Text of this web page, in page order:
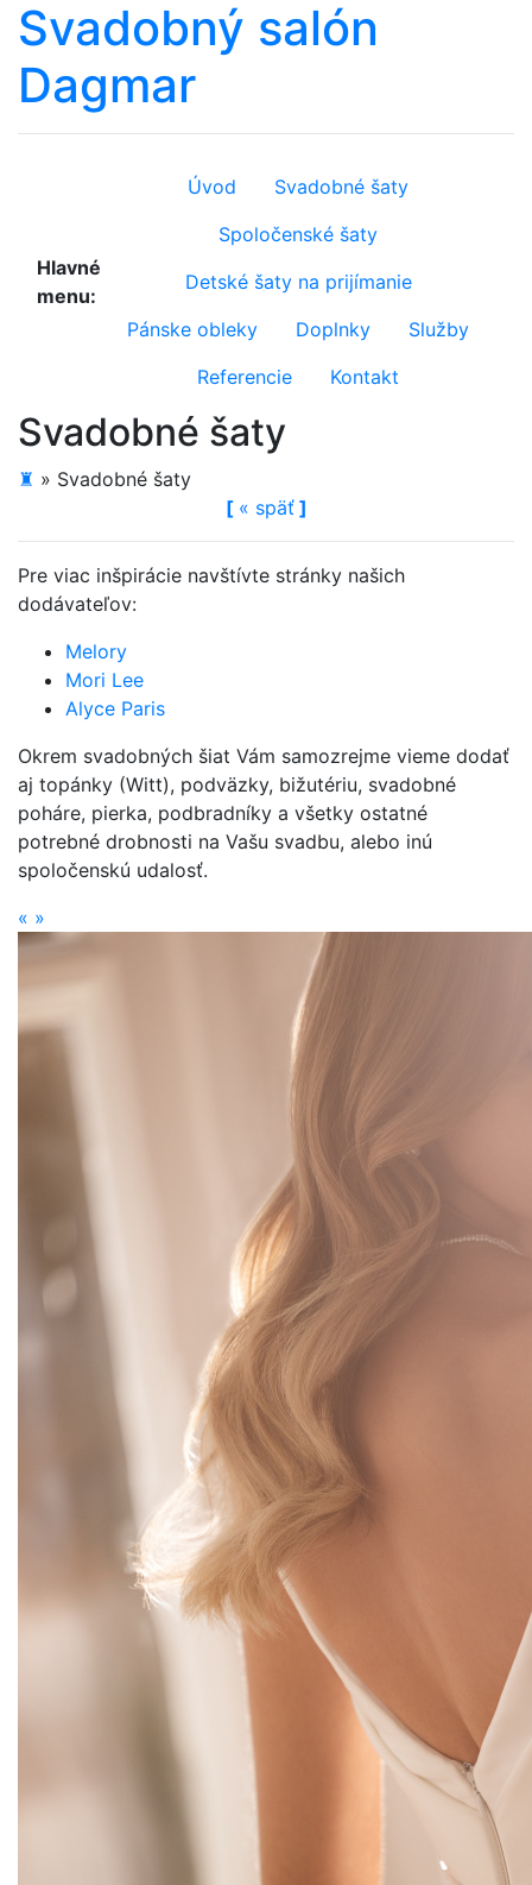
Svadobný salón
Dagmar
Hlavné
menu:
Úvod
Svadobné šaty
Spoločenské šaty
Detské šaty na prijímanie
Pánske obleky
Doplnky
Služby
Referencie
Kontakt
Svadobné šaty
♜ » Svadobné šaty
[ « späť]
Pre viac inšpirácie navštívte stránky našich
dodávateľov:
Melory
Mori Lee
Alyce Paris
Okrem svadobných šiat Vám samozrejme vieme dodať
aj topánky (Witt), podväzky, bižutériu, svadobné
poháre, pierka, podbradníky a všetky ostatné
potrebné drobnosti na Vašu svadbu, alebo inú
spoločenskú udalosť.
« »